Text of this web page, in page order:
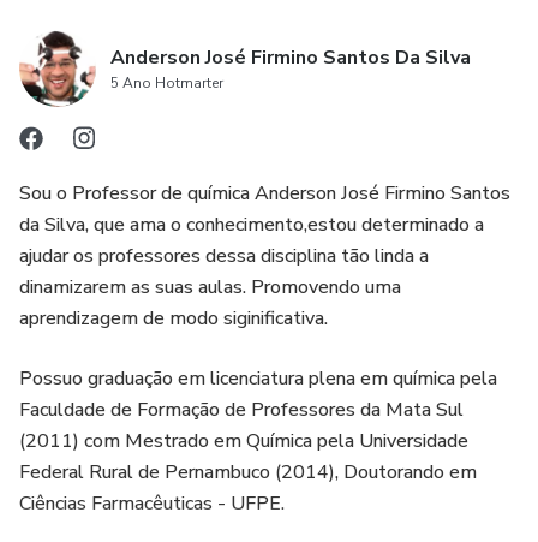
Anderson José Firmino Santos Da Silva
5 Ano Hotmarter
Sou o Professor de química Anderson José Firmino Santos
da Silva, que ama o conhecimento,estou determinado a
ajudar os professores dessa disciplina tão linda a
dinamizarem as suas aulas. Promovendo uma
aprendizagem de modo siginificativa.
Possuo graduação em licenciatura plena em química pela
Faculdade de Formação de Professores da Mata Sul
(2011) com Mestrado em Química pela Universidade
Federal Rural de Pernambuco (2014), Doutorando em
Ciências Farmacêuticas - UFPE.